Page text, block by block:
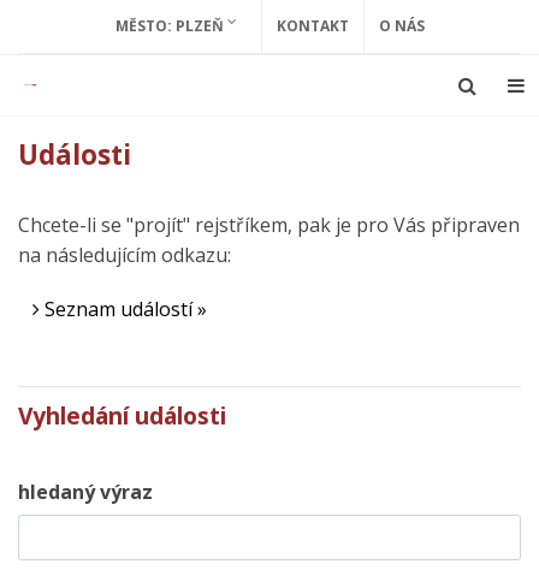
MĚSTO: PLZEŇ KONTAKT O NÁS
Události
Chcete-li se "projít" rejstříkem, pak je pro Vás připraven
na následujícím odkazu:
Seznam událostí »
Vyhledání události
hledaný výraz